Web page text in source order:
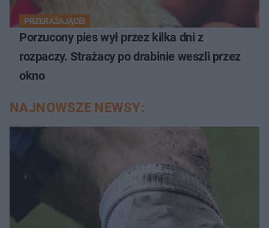
PRZERAŻAJĄCE!
Porzucony pies wył przez kilka dni z
rozpaczy. Strażacy po drabinie weszli przez
okno
NAJNOWSZE NEWSY: